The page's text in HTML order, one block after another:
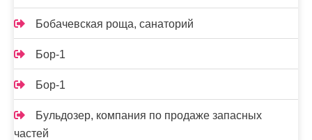
Бобачевская роща, санаторий
Бор-1
Бор-1
Бульдозер, компания по продаже запасных
частей